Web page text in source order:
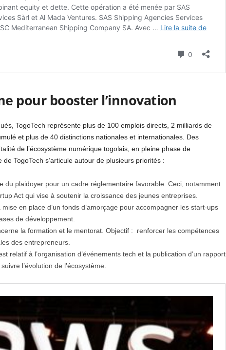
pour booster l’innovation
TogoTech représente plus de 100 emplois directs, 2 milliards de
et plus de 40 distinctions nationales et internationales. Des
de l’écosystème numérique togolais, en pleine phase de
TogoTech s’articule autour de plusieurs priorités :
du plaidoyer pour un cadre réglementaire favorable. Ceci, notamment
Act qui vise à soutenir la croissance des jeunes entreprises.
en place d’un fonds d’amorçage pour accompagner les start-ups
de développement.
la formation et le mentorat. Objectif : renforcer les compétences
des entrepreneurs.
relatif à l’organisation d’événements tech et la publication d’un rapport
l’évolution de l’écosystème.